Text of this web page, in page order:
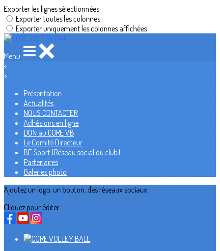
Exporter les lignes sélectionnées
Exporter toutes les colonnes
Exporter uniquement les colonnes affichées
Menu
<
>
Présentation
Actualités
NOUS CONTACTER
Adhésions en ligne
DON au CORE VB
Le Comité Directeur
BE Sport (Réseau social du club)
Partenaires
Galeries photo
Ajoutez un logo, un bouton, des réseaux sociaux
Cliquez pour éditer